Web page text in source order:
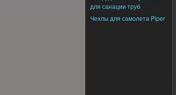
для санации труб
Чехлы для самолета Piper